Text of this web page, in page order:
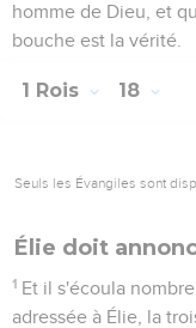
homme de Dieu, et
bouche est la vérité.
1 Rois 18
Seuls les Évangiles sont
Élie doit
1 Et il s'écoula
adressée à Élie, la